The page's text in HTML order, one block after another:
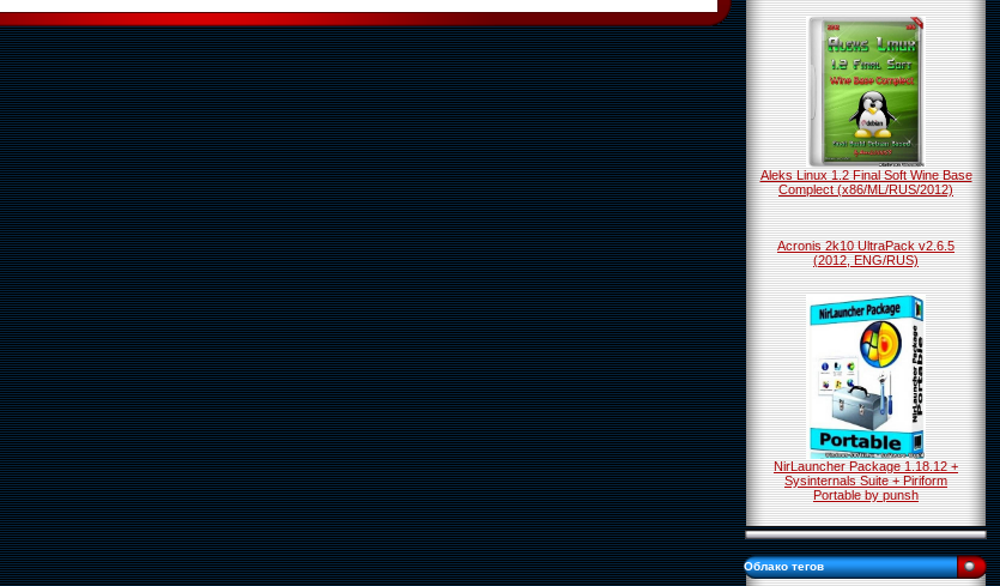
Aleks Linux 1.2 Final Soft Wine Base
Complect (x86/ML/RUS/2012)
Acronis 2k10 UltraPack v2.6.5
(2012, ENG/RUS)
NirLauncher Package 1.18.12 +
Sysinternals Suite + Piriform
Portable by punsh
Облако тегов